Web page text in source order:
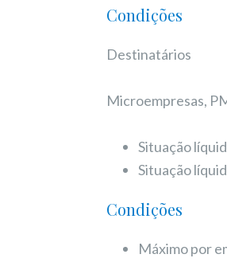
Condições
Destinatários
Microempresas,
Situação
Situação
Condições
Máximo por